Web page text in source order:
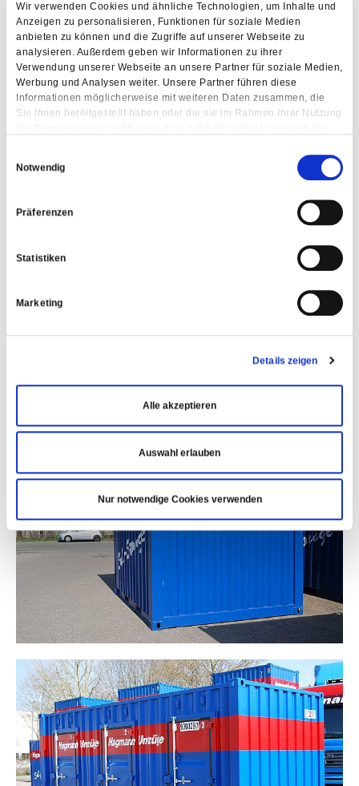
Wir verwenden Cookies und ähnliche Technologien, um Inhalte und
Anzeigen zu personalisieren, Funktionen für soziale Medien
anbieten zu können und die Zugriffe auf unserer Webseite zu
analysieren. Außerdem geben wir Informationen zu ihrer
Verwendung unserer Webseite an unsere Partner für soziale Medien,
Werbung und Analysen weiter. Unsere Partner führen diese
Informationen möglicherweise mit weiteren Daten zusammen, die
Sie Ihnen bereitgestellt haben oder die sie im Rahmen Ihrer Nutzung
Datenschutzniveau bescheinigt wird. Daher könnten diese Daten
einem staatlichen Zugriff z.B. von US-Behörden unterliegen.
Einwilligung zur Cookie Nutzung können Sie jederzeit wieder über
die Cookie - Einstellungen widerrufen.
Notwendig
Präferenzen
Statistiken
Marketing
Details zeigen
Alle akzeptieren
Auswahl erlauben
Nur notwendige Cookies verwenden